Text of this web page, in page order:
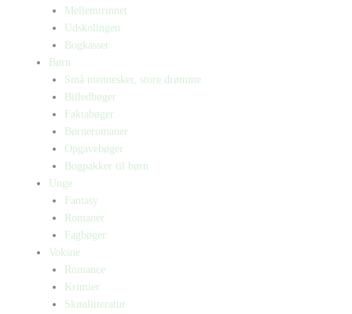
Mellemtrinnet
Udskolingen
Bogkasser
Børn
Små mennesker, store drømme
Billedbøger
Faktabøger
Børneromaner
Opgavebøger
Bogpakker til børn
Unge
Fantasy
Romaner
Fagbøger
Voksne
Romance
Krimier
Skønlitteratur